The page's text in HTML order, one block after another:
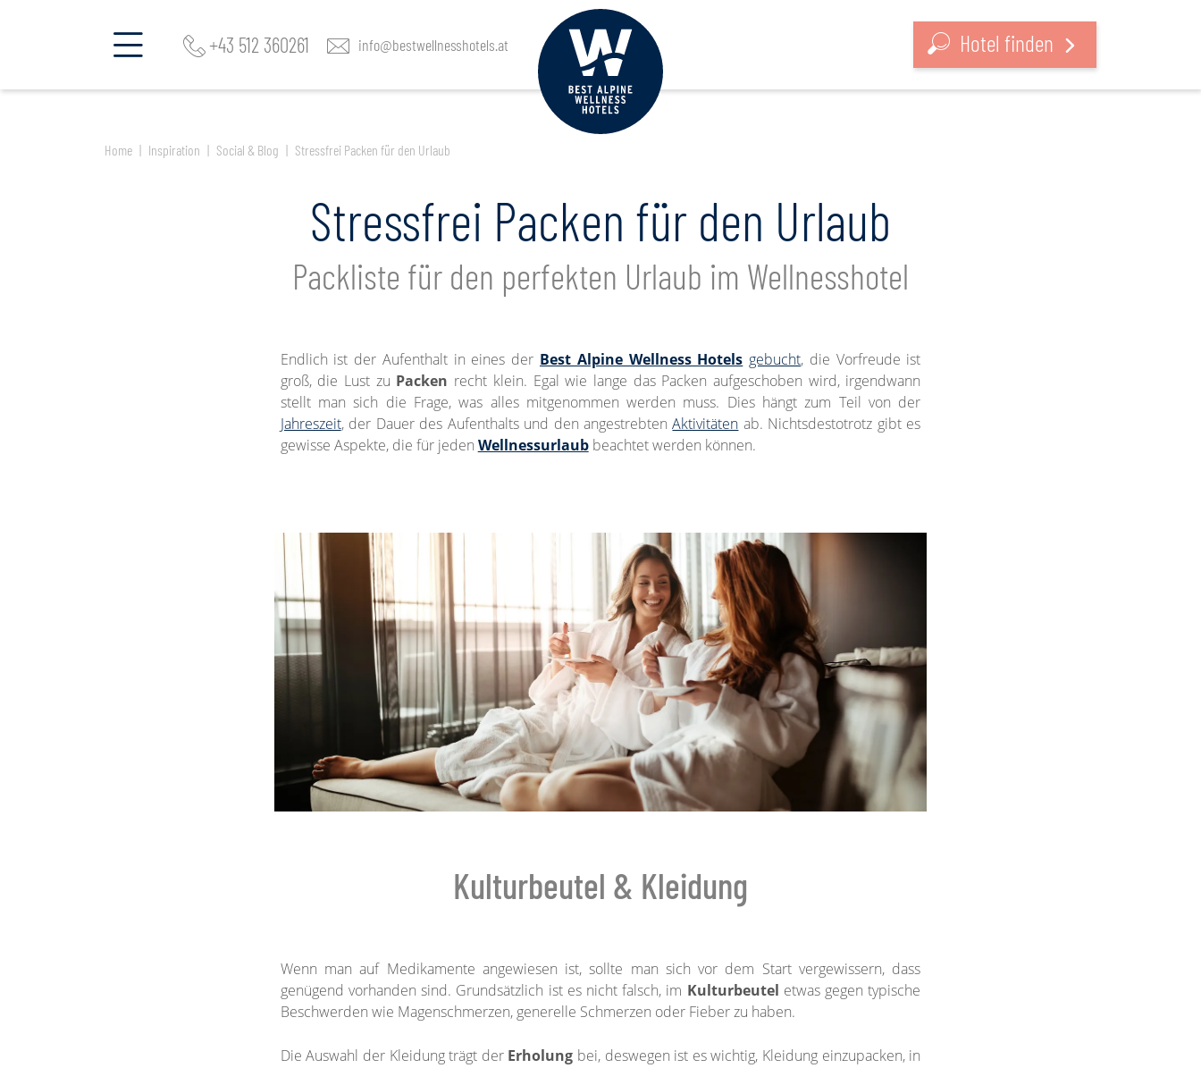
+43 512 360261 info@bestwellnesshotels.at Hotel finden
Home Inspiration Social & Blog Stressfrei Packen für den Urlaub
Stressfrei Packen für den Urlaub
Packliste für den perfekten Urlaub im Wellnesshotel
Endlich ist der Aufenthalt in eines der Best Alpine Wellness Hotels gebucht, die Vorfreude ist
groß, die Lust zu Packen recht klein. Egal wie lange das Packen aufgeschoben wird, irgendwann
stellt man sich die Frage, was alles mitgenommen werden muss. Dies hängt zum Teil von der
Jahreszeit, der Dauer des Aufenthalts und den angestrebtenAktivitäten ab. Nichtsdestotrotz gibt es
gewisse Aspekte, die für jeden Wellnessurlaubbeachtet werden können.
Kulturbeutel & Kleidung
Wenn man auf Medikamente angewiesen ist, sollte man sich vor dem Start vergewissern, dass
genügend vorhanden sind. Grundsätzlich ist es nicht falsch, im Kulturbeutel etwas gegen typische
Beschwerden wie Magenschmerzen, generelle Schmerzen oder Fieber zu haben.
Die Auswahl der Kleidung trägt der Erholung bei, deswegen ist es wichtig, Kleidung einzupacken, in